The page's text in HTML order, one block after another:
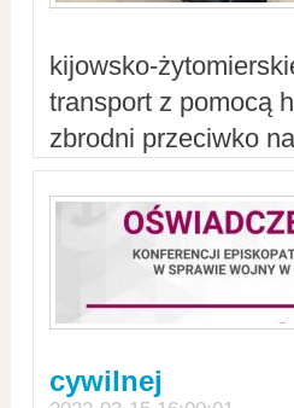
kijowsko-
transport z pomocą
zbrodni przeciwko
cywilnej